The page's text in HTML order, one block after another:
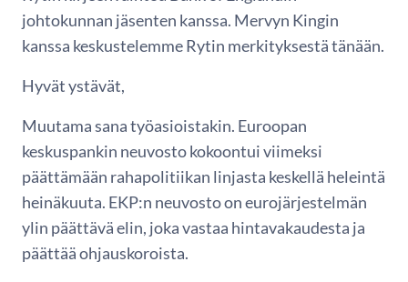
johtokunnan jäsenten kanssa. Mervyn Kingin
kanssa keskustelemme Rytin merkityksestä tänään.
Hyvät ystävät,
Muutama sana työasioistakin. Euroopan
keskuspankin neuvosto kokoontui viimeksi
päättämään rahapolitiikan linjasta keskellä heleintä
heinäkuuta. EKP:n neuvosto on eurojärjestelmän
ylin päättävä elin, joka vastaa hintavakaudesta ja
päättää ohjauskoroista.